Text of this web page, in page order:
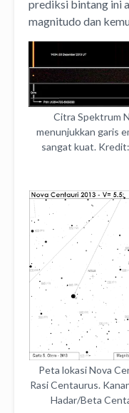
prediksi bintang ini
magnitudo dan
Citra Spektrum
menunjukkan garis
sangat kuat.
Peta lokasi Nova
Rasi Centaurus.
Hadar/Beta